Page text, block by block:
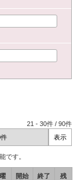
21 -30件 /90件
です。
曜
開始
終了
残